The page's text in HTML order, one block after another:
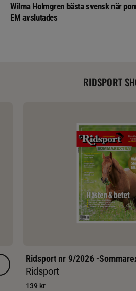
Wilma Holmgren bästa svensk när
EM avslutades
RIDSPORT
Ridsport nr 9/2026 -
Ridsport
139 kr